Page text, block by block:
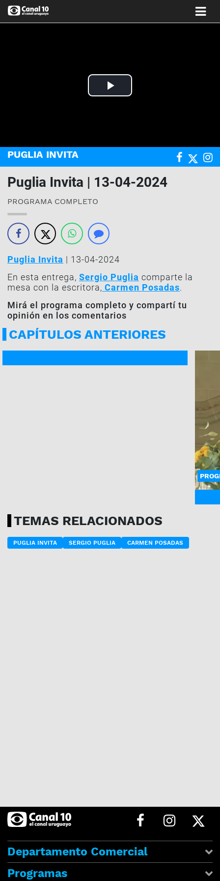
Play
PUGLIA INVITA
Puglia Invita | 13-04-2024
PROGRAMA COMPLETO
Puglia Invita | 13-04-2024
En esta entrega, Sergio Puglia comparte la
mesa con la escritora, Carmen Posadas.
Mirá el programa completo y compartí tu
opinión en los comentarios
CAPÍTULOS ANTERIORES
PROGRAMA COMPLETO
TEMAS RELACIONADOS
PUGLIA INVITA SERGIO PUGLIA CARMEN POSADAS
Departamento Comercial
Programas